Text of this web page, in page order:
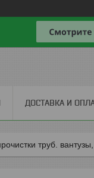
ДОСТАВКА И
труб.